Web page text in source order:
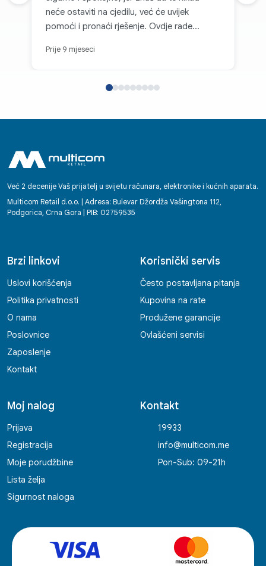
neće ostaviti na cjedilu, već će uvijek
pomoći i pronaći rješenje. Ovdje rade
se poželiš vraćati opet i opet. Svaka
punim povjerenjem mogu reći da je ovo
Prije 9 mjeseci
Već 2 decenije Vaš prijatelj u svijetu računara, elektronike i kućnih aparata.
Multicom Retail d.o.o. | Adresa: Bulevar Džordža Vašingtona 112,
Podgorica, Crna Gora | PIB: 02759535
Brzi linkovi
Uslovi korišćenja
Politika privatnosti
O nama
Poslovnice
Zaposlenje
Kontakt
Korisnički servis
Često postavljana pitanja
Kupovina na rate
Produžene garancije
Ovlašćeni servisi
Moj nalog
Prijava
Registracija
Moje porudžbine
Lista želja
Sigurnost naloga
Kontakt
19933
info@multicom.me
Pon-Sub: 09-21h